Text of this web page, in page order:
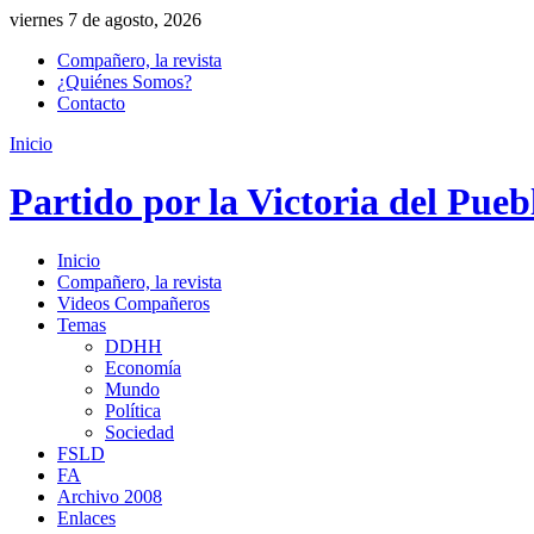
viernes 7 de agosto, 2026
Compañero, la revista
¿Quiénes Somos?
Contacto
Inicio
Partido por la Victoria del
Inicio
Compañero, la revista
Videos Compañeros
Temas
DDHH
Economía
Mundo
Política
Sociedad
FSLD
FA
Archivo 2008
Enlaces